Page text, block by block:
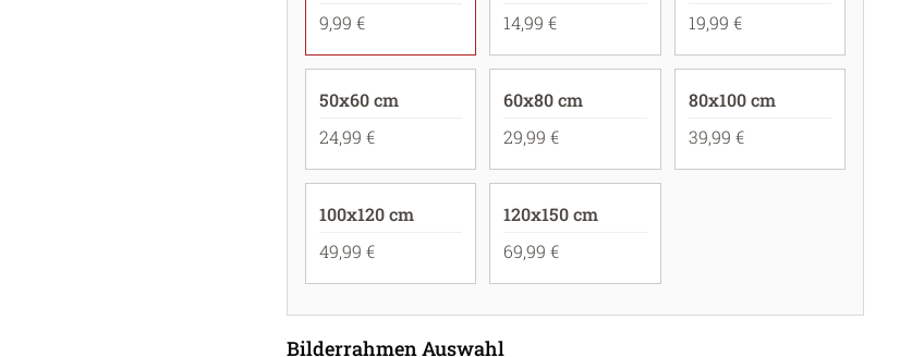
9,99 €
14,99 €
19,99 €
50x60 cm
24,99 €
60x80 cm
29,99 €
80x100 cm
39,99 €
100x120 cm
49,99 €
120x150 cm
69,99 €
Bilderrahmen Auswahl